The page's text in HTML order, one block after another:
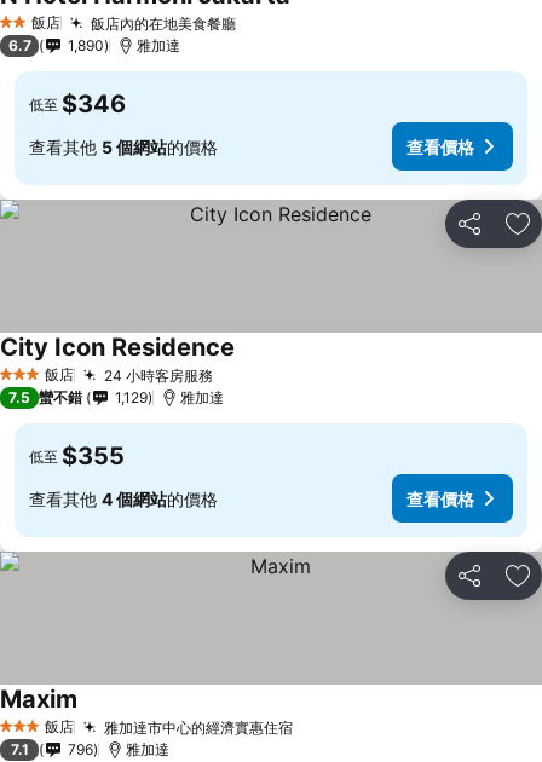
2 星級飯店 飯店內的在地美食餐廳
6.7 1,890 雅加達
低至 $346
查看其他 5 個網站的價格 查看價格
分享 加
3 星級 飯店 24 小時客房服務
City Icon Residence
7.5 蠻不錯 1,129 雅加達
低至 $355
查看其他 4 個網站的價格 查看價格
分享 加
3 星級 飯店 雅加達市中心的經濟實惠住宿
Maxim
7.1 796 雅加達